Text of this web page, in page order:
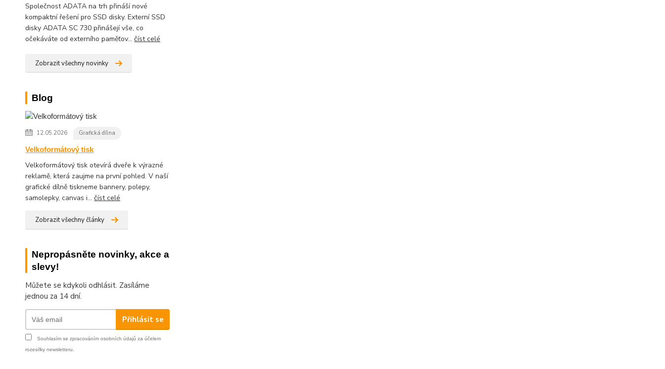
Společnost ADATA na trh přináší nové
kompaktní řešení pro SSD disky. Externí SSD
disky ADATA SC 730 přinášejí vše, co
očekáváte od externího paměťov...číst celé
Zobrazit všechny novinky
Blog
12.05.2026 Grafická dílna
Velkoformátový tisk
Velkoformátový tisk otevírá dveře k výrazné
reklamě, která zaujme na první pohled. V naší
grafické dílně tiskneme bannery, polepy,
samolepky, canvas i...číst celé
Zobrazit všechny články
Nepropásněte novinky, akce a
slevy!
Můžete se kdykoli odhlásit. Zasíláme
jednou za 14 dní.
Přihlásit se
Souhlasím se zpracováním osobních údajů za účelem
rozesílky newsletteru.